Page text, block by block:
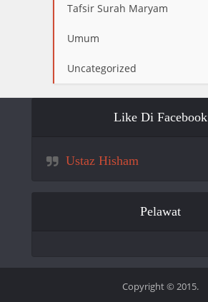
Tafsir Surah Maryam
Umum
Uncategorized
Like Di Facebook
Ustaz Hisham
Pelawat
Copyright © 2015.